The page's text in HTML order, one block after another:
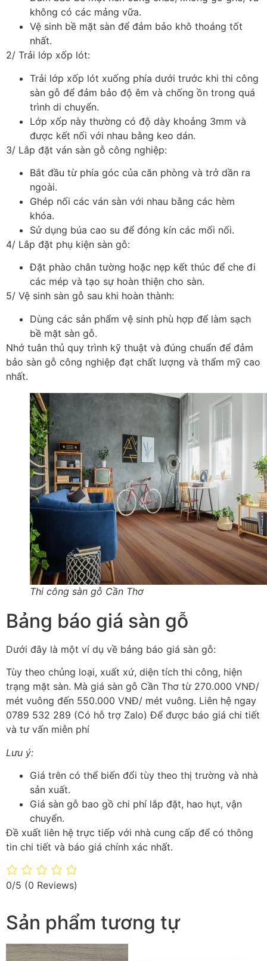
không có các mảng vữa.
Vệ sinh bề mặt sàn để đảm bảo khô thoáng tốt
nhất.
2/ Trải lớp xốp lót:
Trải lớp xốp lót xuống phía dưới trước khi thi công
sàn gỗ để đảm bảo độ êm và chống ồn trong quá
trình di chuyển.
Lớp xốp này thường có độ dày khoảng 3mm và
được kết nối với nhau bằng keo dán.
3/ Lắp đặt ván sàn gỗ công nghiệp:
Bắt đầu từ phía góc của căn phòng và trở dần ra
ngoài.
Ghép nối các ván sàn với nhau bằng các hèm
khóa.
Sử dụng búa cao su để đóng kín các mối nối.
4/ Lắp đặt phụ kiện sàn gỗ:
Đặt phào chân tường hoặc nẹp kết thúc để che đi
các mép và tạo sự hoàn thiện cho sàn.
5/ Vệ sinh sàn gỗ sau khi hoàn thành:
Dùng các sản phẩm vệ sinh phù hợp để làm sạch
bề mặt sàn gỗ.
Nhớ tuân thủ quy trình kỹ thuật và đúng chuẩn để đảm
bảo sàn gỗ công nghiệp đạt chất lượng và thẩm mỹ cao
nhất.
Thi công sàn gỗ Cần Thơ
Bảng báo giá sàn gỗ
Dưới đây là một ví dụ về bảng báo giá sàn gỗ:
Tùy theo chủng loại, xuất xứ, diện tích thi công, hiện
trạng mặt sàn. Mà giá sàn gỗ Cần Thơ từ 270.000 VNĐ/
mét vuông đến 550.000 VNĐ/ mét vuông. Liên hệ ngay
0789 532 289 (Có hỗ trợ Zalo) Để được báo giá chi tiết
và tư vấn miễn phí
Lưu ý:
Giá trên có thể biến đổi tùy theo thị trường và nhà
sản xuất.
Giá sàn gỗ bao gồ chi phí lắp đặt, hao hụt, vận
chuyển.
Đề xuất liên hệ trực tiếp với nhà cung cấp để có thông
tin chi tiết và báo giá chính xác nhất.
0/5 (0 Reviews)
Sản phẩm tương tự